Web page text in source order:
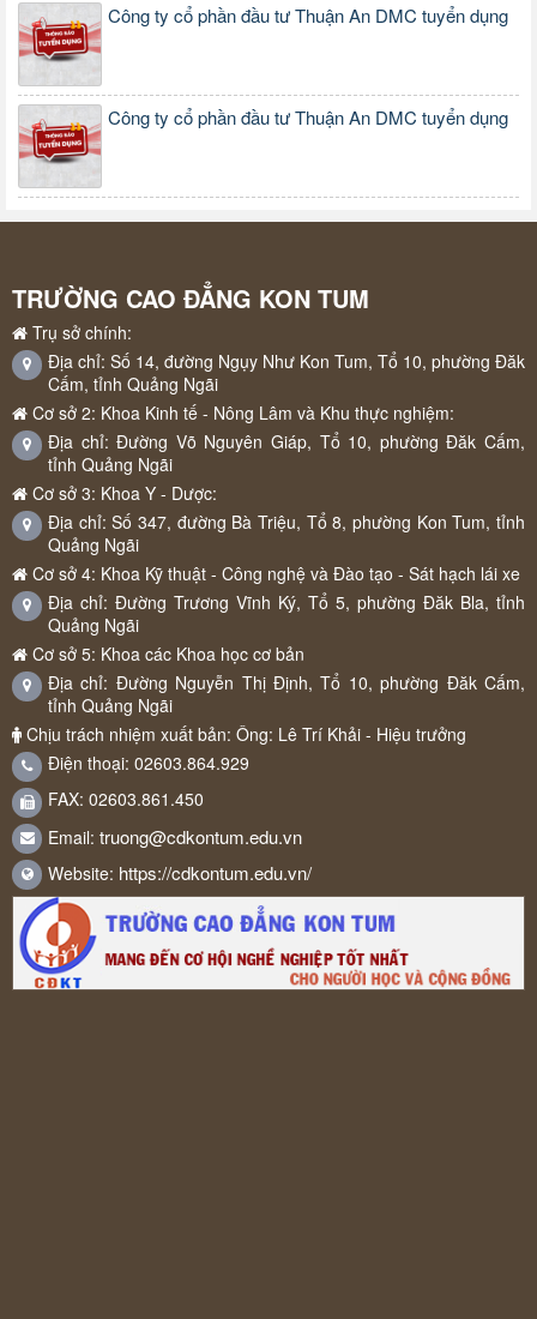
Công ty cổ phần đầu tư Thuận An DMC tuyển dụng
Công ty cổ phần đầu tư Thuận An DMC tuyển dụng
TRƯỜNG CAO ĐẲNG KON TUM
Trụ sở chính:
Địa chỉ: Số 14, đường Ngụy Như Kon Tum, Tổ 10, phường Đăk
Cấm, tỉnh Quảng Ngãi
Cơ sở 2: Khoa Kinh tế - Nông Lâm và Khu thực nghiệm:
Địa chỉ: Đường Võ Nguyên Giáp, Tổ 10, phường Đăk Cấm,
tỉnh Quảng Ngãi
Cơ sở 3: Khoa Y - Dược:
Địa chỉ: Số 347, đường Bà Triệu, Tổ 8, phường Kon Tum, tỉnh
Quảng Ngãi
Cơ sở 4: Khoa Kỹ thuật - Công nghệ và Đào tạo - Sát hạch lái xe
Địa chỉ: Đường Trương Vĩnh Ký, Tổ 5, phường Đăk Bla, tỉnh
Quảng Ngãi
Cơ sở 5: Khoa các Khoa học cơ bản
Địa chỉ: Đường Nguyễn Thị Định, Tổ 10, phường Đăk Cấm,
tỉnh Quảng Ngãi
Chịu trách nhiệm xuất bản: Ông: Lê Trí Khải - Hiệu trưởng
Điện thoại: 02603.864.929
FAX: 02603.861.450
Email: truong@cdkontum.edu.vn
Website: https://cdkontum.edu.vn/